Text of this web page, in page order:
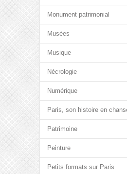
Monument patrimonial
Musées
Musique
Nécrologie
Numérique
Paris, son histoire en
Patrimoine
Peinture
Petits formats sur Paris